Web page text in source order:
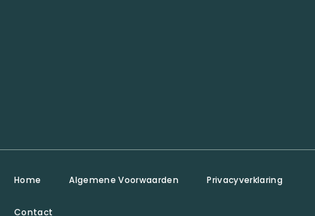
Home Algemene Voorwaarden Privacyverklaring
Contact